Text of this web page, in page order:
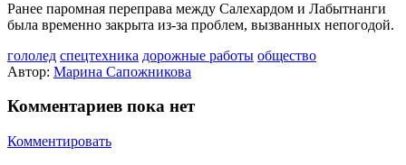
Ранее паромная переправа между Салехардом и Лабытнанги
была временно закрыта из-за проблем, вызванных непогодой.
гололед спецтехника дорожные работы общество
Автор: Марина Сапожникова
Комментариев пока нет
Комментировать